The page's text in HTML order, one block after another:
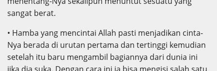
sangat berat.
• Hamba yang mencintai Allah pasti menjadikan cinta-
Nya berada di urutan pertama dan tertinggi kemudian
setelah itu baru mengambil bagiannya dari dunia ini